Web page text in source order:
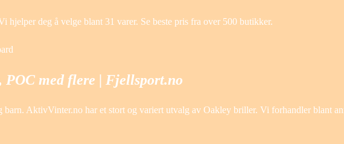
hjelper deg å velge blant 31 varer. Se beste pris fra over 500 butikker.
med flere | Fjellsport.no
barn. AktivVinter.no har et stort og variert utvalg av Oakley briller. Vi forhandler blant